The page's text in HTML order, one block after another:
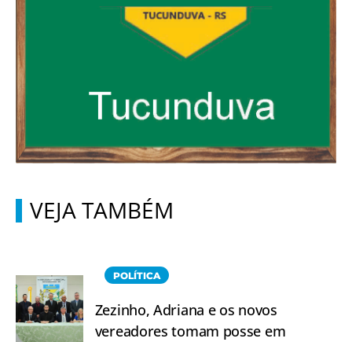
VEJA TAMBÉM
POLÍTICA
Zezinho, Adriana e os novos
vereadores tomam posse em